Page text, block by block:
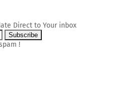
Direct to Your inbox
!